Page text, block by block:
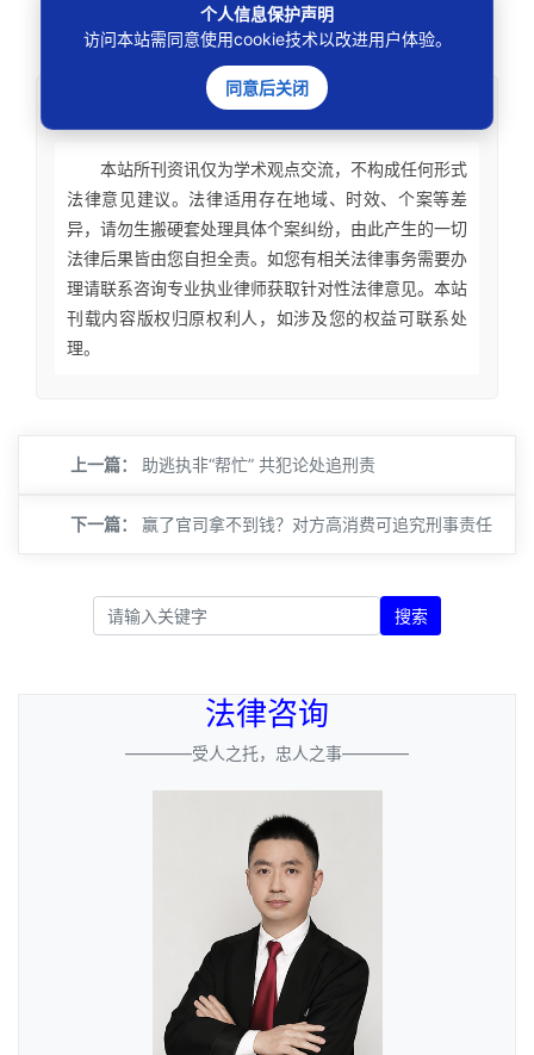
拒执罪有用吗 法院怎么查转移财产
免责声明
本站所刊资讯仅为学术观点交流，不构成任何形式
法律意见建议。法律适用存在地域、时效、个案等差
异，请勿生搬硬套处理具体个案纠纷，由此产生的一切
法律后果皆由您自担全责。如您有相关法律事务需要办
理请联系咨询专业执业律师获取针对性法律意见。本站
刊载内容版权归原权利人，如涉及您的权益可联系处
理。
上一篇： 助逃执非“帮忙” 共犯论处追刑责
下一篇： 赢了官司拿不到钱？对方高消费可追究刑事责任
搜索
法律咨询
————受人之托，忠人之事————
个人信息保护声明
访问本站需同意使用cookie技术以改进用户体验。
同意后关闭